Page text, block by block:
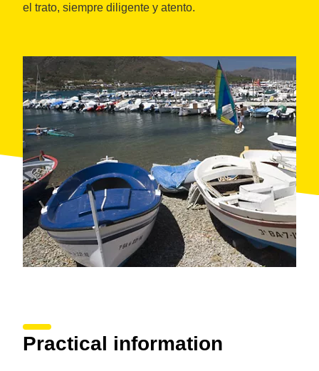
el trato, siempre diligente y atento.
Practical information